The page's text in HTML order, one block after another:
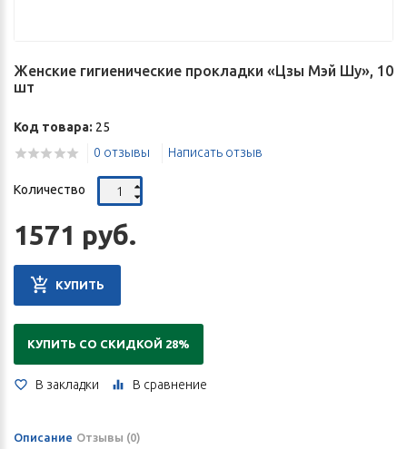
Женские гигиенические прокладки «Цзы Мэй Шу», 10
шт
Код товара: 25
0 отзывы
Написать отзыв
Количество
1571 руб.
КУПИТЬ
КУПИТЬ СО СКИДКОЙ 28%
В закладки В сравнение
Описание Отзывы (0)